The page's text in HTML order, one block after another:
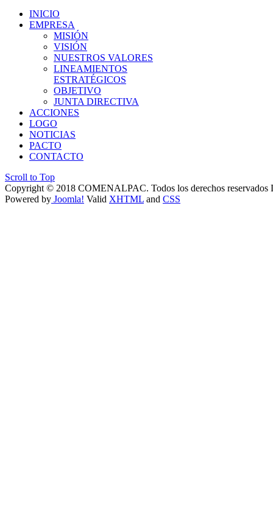
INICIO
EMPRESA
MISIÓN
VISIÓN
NUESTROS VALORES
LINEAMIENTOS
ESTRATÉGICOS
OBJETIVO
JUNTA DIRECTIVA
ACCIONES
LOGO
NOTICIAS
PACTO
CONTACTO
Scroll to Top
Copyright © 2018 COMENALPAC. Todos los derechos reservados
Powered by Joomla! Valid XHTML and CSS